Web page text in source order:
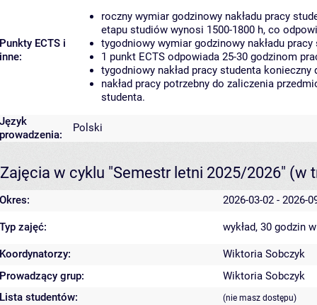
Punkty ECTS i
inne:
roczny wymiar godzinowy nakładu pracy
etapu studiów wynosi 1500-1800 h, co
tygodniowy wymiar godzinowy nakładu
1 punkt ECTS odpowiada 25-30 godzinom
tygodniowy nakład pracy studenta
nakład pracy potrzebny do zaliczenia
studenta.
Język
prowadzenia:
Polski
Zajęcia w cyklu "Semestr letni 2025/2026" (w
Okres: 2026-03-02 - 2026-
Typ zajęć: wykład, 30 godzin
Koordynatorzy:
Wiktoria Sobczyk
Prowadzący grup:
Wiktoria Sobczyk
Lista studentów:
(nie masz dostępu)